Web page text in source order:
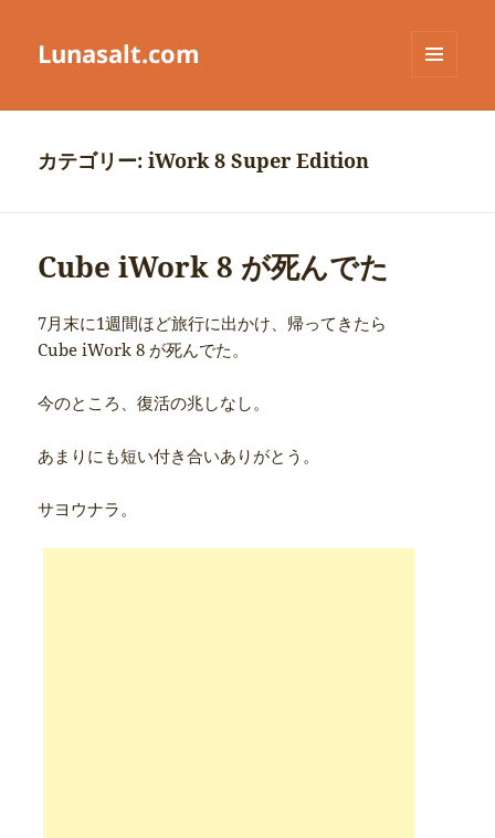
Lunasalt.com
ーとウ
カテゴリー:iWork 8 Super Edition
Cube iWork 8 が死んでた
7月末に1週間ほど旅行に出かけ、帰ってきたら
Cube iWork 8 が死んでた。
今のところ、復活の兆しなし。
あまりにも短い付き合いありがとう。
サヨウナラ。